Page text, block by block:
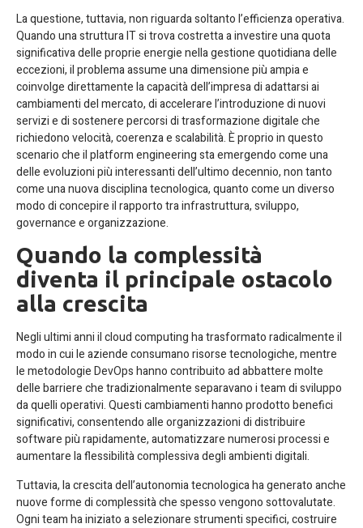
La questione, tuttavia, non riguarda soltanto l’efficienza operativa.
Quando una struttura IT si trova costretta a investire una quota
significativa delle proprie energie nella gestione quotidiana delle
eccezioni, il problema assume una dimensione più ampia e
coinvolge direttamente la capacità dell’impresa di adattarsi ai
cambiamenti del mercato, di accelerare l’introduzione di nuovi
servizi e di sostenere percorsi di trasformazione digitale che
richiedono velocità, coerenza e scalabilità. È proprio in questo
scenario che il platform engineering sta emergendo come una
delle evoluzioni più interessanti dell’ultimo decennio, non tanto
come una nuova disciplina tecnologica, quanto come un diverso
modo di concepire il rapporto tra infrastruttura, sviluppo,
governance e organizzazione.
Quando la complessità
diventa il principale ostacolo
alla crescita
Negli ultimi anni il cloud computing ha trasformato radicalmente il
modo in cui le aziende consumano risorse tecnologiche, mentre
le metodologie DevOps hanno contribuito ad abbattere molte
delle barriere che tradizionalmente separavano i team di sviluppo
da quelli operativi. Questi cambiamenti hanno prodotto benefici
significativi, consentendo alle organizzazioni di distribuire
software più rapidamente, automatizzare numerosi processi e
aumentare la flessibilità complessiva degli ambienti digitali.
Tuttavia, la crescita dell’autonomia tecnologica ha generato anche
nuove forme di complessità che spesso vengono sottovalutate.
Ogni team ha iniziato a selezionare strumenti specifici, costruire